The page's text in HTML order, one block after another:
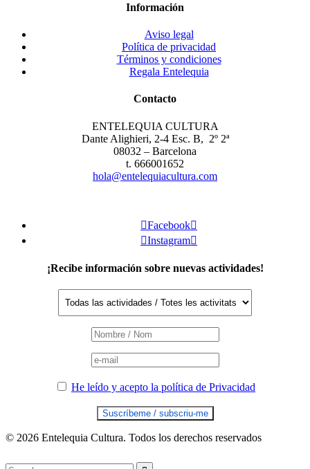
Información
Aviso legal
Política de privacidad
Términos y condiciones
Regala Entelequia
Contacto
ENTELEQUIA CULTURA
Dante Alighieri, 2-4 Esc. B, 2º 2ª
08032 – Barcelona
t. 666001652
hola@entelequiacultura.com
Facebook
Instagram
¡Recibe información sobre nuevas actividades!
He leído y acepto la política de Privacidad
© 2026 Entelequia Cultura. Todos los derechos reservados